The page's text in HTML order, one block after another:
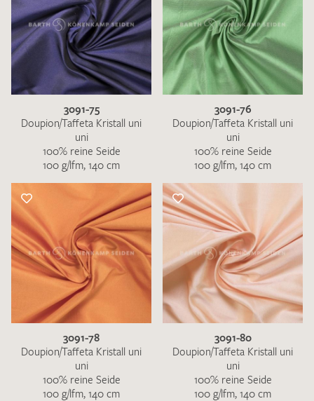
3091-75
Doupion/Taffeta Kristall uni
uni
100% reine Seide
100 g/lfm, 140 cm
3091-76
Doupion/Taffeta Kristall uni
uni
100% reine Seide
100 g/lfm, 140 cm
3091-78
Doupion/Taffeta Kristall uni
uni
100% reine Seide
100 g/lfm, 140 cm
3091-80
Doupion/Taffeta Kristall uni
uni
100% reine Seide
100 g/lfm, 140 cm